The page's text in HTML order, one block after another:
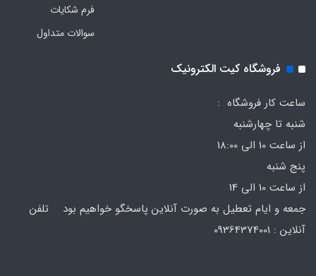
فرم‌ شکایات
سوالات متداول
فروشگاه کیت الکترونیک
ساعت کار فروشگاه :
شنبه تا چهارشنبه
از ساعت 10 الی 18:00
پنج شنبه
از ساعت 10 الی 14
جمعه و ایام تعطیل به صورت آنلاین پاسخگو خواهیم بود تلفن